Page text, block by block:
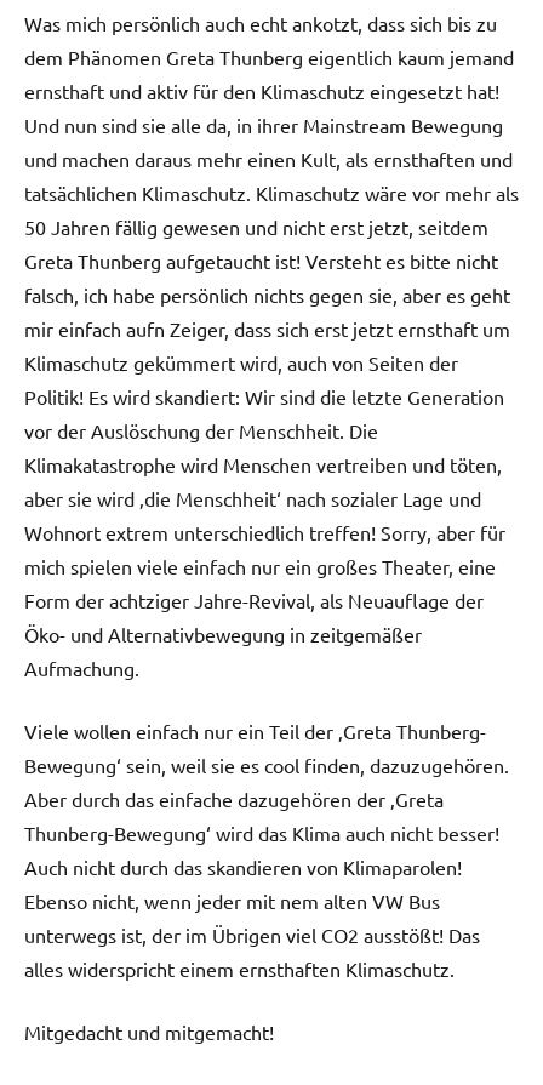
Was mich persönlich auch echt ankotzt, dass sich bis zu
dem Phänomen Greta Thunberg eigentlich kaum jemand
ernsthaft und aktiv für den Klimaschutz eingesetzt hat!
Und nun sind sie alle da, in ihrer Mainstream Bewegung
und machen daraus mehr einen Kult, als ernsthaften und
tatsächlichen Klimaschutz. Klimaschutz wäre vor mehr als
50 Jahren fällig gewesen und nicht erst jetzt, seitdem
Greta Thunberg aufgetaucht ist! Versteht es bitte nicht
falsch, ich habe persönlich nichts gegen sie, aber es geht
mir einfach aufn Zeiger, dass sich erst jetzt ernsthaft um
Klimaschutz gekümmert wird, auch von Seiten der
Politik! Es wird skandiert: Wir sind die letzte Generation
vor der Auslöschung der Menschheit. Die
Klimakatastrophe wird Menschen vertreiben und töten,
aber sie wird ‚die Menschheit‘ nach sozialer Lage und
Wohnort extrem unterschiedlich treffen! Sorry, aber für
mich spielen viele einfach nur ein großes Theater, eine
Form der achtziger Jahre-Revival, als Neuauflage der
Öko- und Alternativbewegung in zeitgemäßer
Aufmachung.
Viele wollen einfach nur ein Teil der ‚Greta Thunberg-
Bewegung‘ sein, weil sie es cool finden, dazuzugehören.
Aber durch das einfache dazugehören der ‚Greta
Thunberg-Bewegung‘ wird das Klima auch nicht besser!
Auch nicht durch das skandieren von Klimaparolen!
Ebenso nicht, wenn jeder mit nem alten VW Bus
unterwegs ist, der im Übrigen viel CO2 ausstößt! Das
alles widerspricht einem ernsthaften Klimaschutz.
Mitgedacht und mitgemacht!